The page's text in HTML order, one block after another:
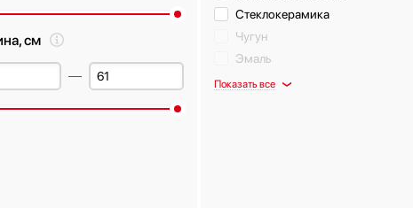
см
Стеклокерамика
Чугун
Эмаль
Показать все